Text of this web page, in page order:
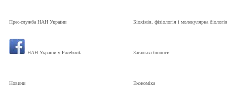
Прес-служба НАН України
НАН України у Facebook
Новини
Біохімія, фізіологія і молекулярна біологія
Загальна біологія
Економіка